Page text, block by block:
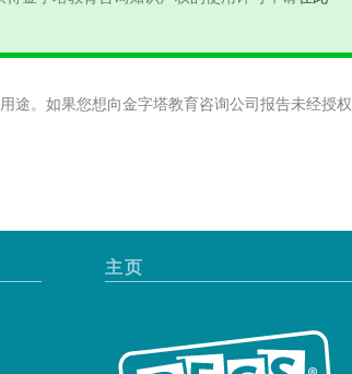
途。如果您想向金字塔教育咨询公司报告未经授权
主页